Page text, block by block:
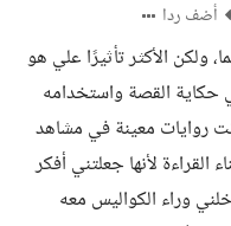
أضف ردا
ولكن الأكثر تأثيرًا علي هو
حكاية القصة واستخدامه
روايات معينة في مشاهد
لأنها جعلتني أفكر
وراء الكواليس معه